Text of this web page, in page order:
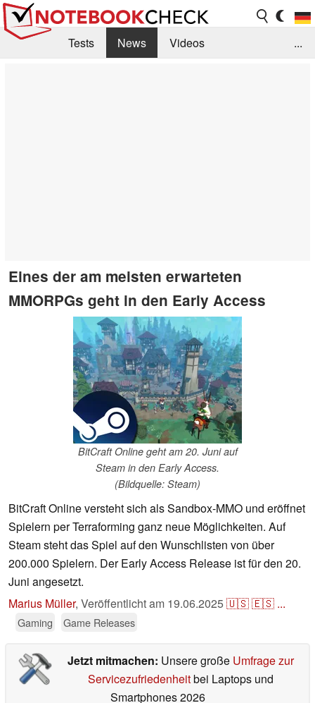
Tests News
Videos
...
Eines der am meisten erwarteten
MMORPGs geht in den Early Access
BitCraft Online geht am 20. Juni auf
Steam in den Early Access.
(Bildquelle: Steam)
BitCraft Online versteht sich als Sandbox-MMO und eröffnet
Spielern per Terraforming ganz neue Möglichkeiten. Auf
Steam steht das Spiel auf den Wunschlisten von über
200.000 Spielern. Der Early Access Release ist für den 20.
Juni angesetzt.
Marius Müller, Veröffentlicht am 19.06.2025🇺🇸🇪🇸 ...
Gaming Game Releases
Jetzt mitmachen: Unsere große Umfrage zur
Servicezufriedenheitbei Laptops und
Smartphones 2026